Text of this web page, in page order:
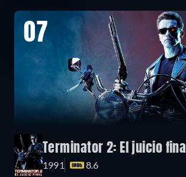
07
Terminator 2: El juicio final
1991
8.6